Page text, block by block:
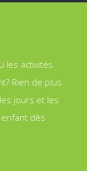
les activités
Rien de plus
jours et les
dès